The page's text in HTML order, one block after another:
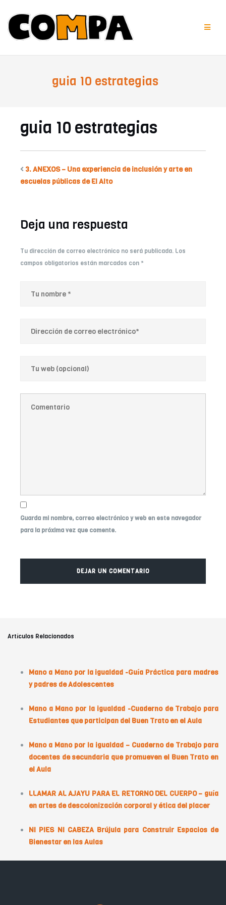
contenido
guia 10 estrategias
guia 10 estrategias
3. ANEXOS – Una experiencia de inclusión y arte en
escuelas públicas de El Alto
Deja una respuesta
Tu dirección de correo electrónico no será publicada. Los
campos obligatorios están marcados con*
Guarda mi nombre, correo electrónico y web en este navegador
para la próxima vez que comente.
Artículos Relacionados
Mano a Mano por la igualdad -Guía Práctica para madres
y padres de Adolescentes
Mano a Mano por la igualdad -Cuaderno de Trabajo para
Estudiantes que participan del Buen Trato en el Aula
Mano a Mano por la igualdad – Cuaderno de Trabajo para
docentes de secundaria que promueven el Buen Trato en
el Aula
LLAMAR AL AJAYU PARA EL RETORNO DEL CUERPO – guía
en artes de descolonización corporal y ética del placer
NI PIES NI CABEZA Brújula para Construir Espacios de
Bienestar en las Aulas